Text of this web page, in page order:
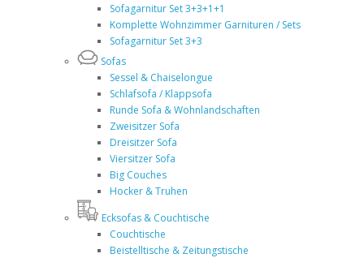
Sofagarnitur Set 3+3+1+1
Komplette Wohnzimmer Garnituren / Sets
Sofagarnitur Set 3+3
Sofas
Sessel & Chaiselongue
Schlafsofa / Klappsofa
Runde Sofa & Wohnlandschaften
Zweisitzer Sofa
Dreisitzer Sofa
Viersitzer Sofa
Big Couches
Hocker & Truhen
Ecksofas & Couchtische
Couchtische
Beistelltische & Zeitungstische